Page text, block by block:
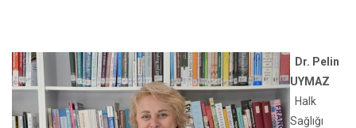
Dr. Pelin
UYMAZ
Halk
Sağlığı